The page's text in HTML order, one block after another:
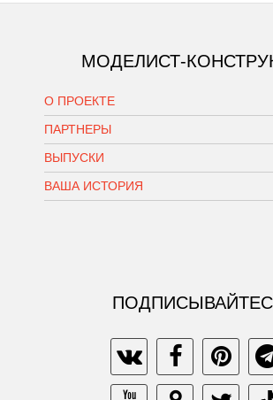
МОДЕЛИСТ-
О ПРОЕКТЕ
ПАРТНЕРЫ
ВЫПУСКИ
ВАША ИСТОРИЯ